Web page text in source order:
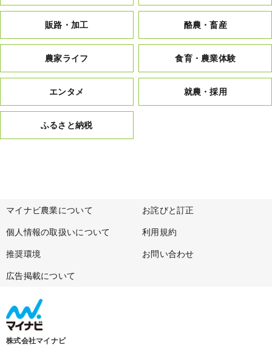
販路・加工 酪農・畜産
農家ライフ 食育・農業体験
エンタメ 就農・採用
ふるさと納税
マイナビ農業について お詫びと訂正
個人情報の取扱いについて 利用規約
推奨環境 お問い合わせ
広告掲載について
株式会社マイナビ